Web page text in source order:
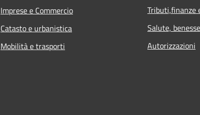
Imprese e Commercio
Catasto e urbanistica
Mobilità e trasporti
Tributi,finanze
Salute,
Autorizzazioni